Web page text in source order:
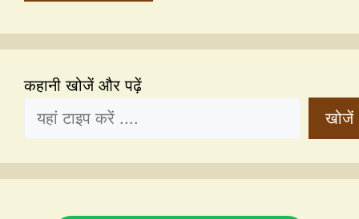
कहानी खोजें और पढ़ें
खोजें